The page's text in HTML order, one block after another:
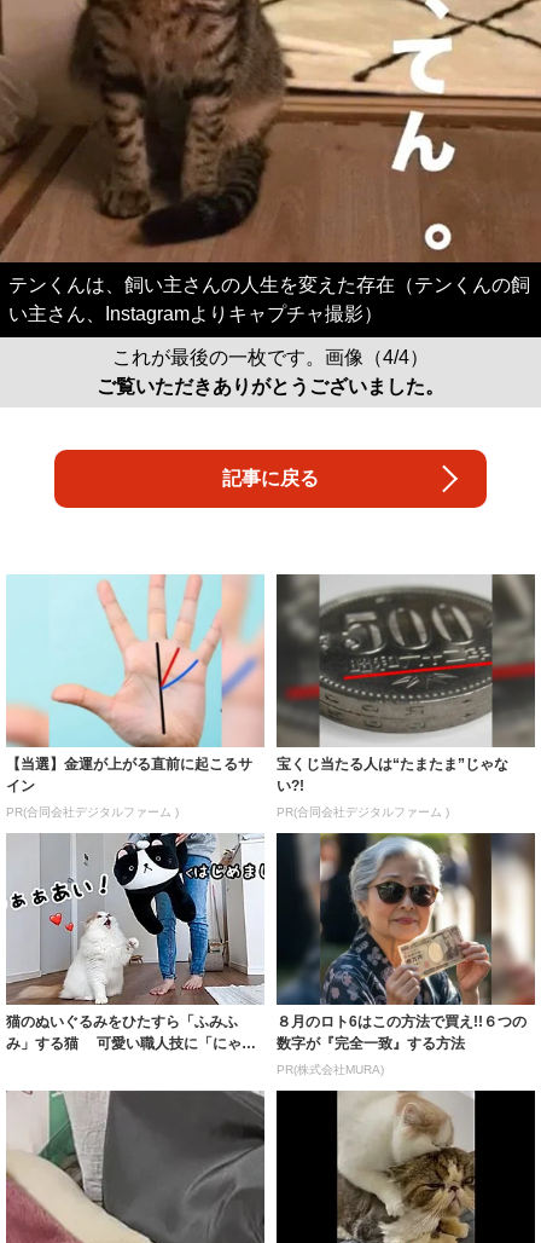
テンくんは、飼い主さんの人生を変えた存在（テンくんの飼
い主さん、Instagramよりキャプチャ撮影）
これが最後の一枚です。画像（4/4）
ご覧いただきありがとうございました。
記事に戻る
【当選】金運が上がる直前に起こるサ
イン
PR(合同会社デジタルファーム )
宝くじ当たる人は“たまたま”じゃな
い?!
PR(合同会社デジタルファーム )
猫のぬいぐるみをひたすら「ふみふ
み」する猫 可愛い職人技に「にゃん
８月のロト6はこの方法で買え!!６つの
数字が『完全一致』する方法
PR(株式会社MURA)